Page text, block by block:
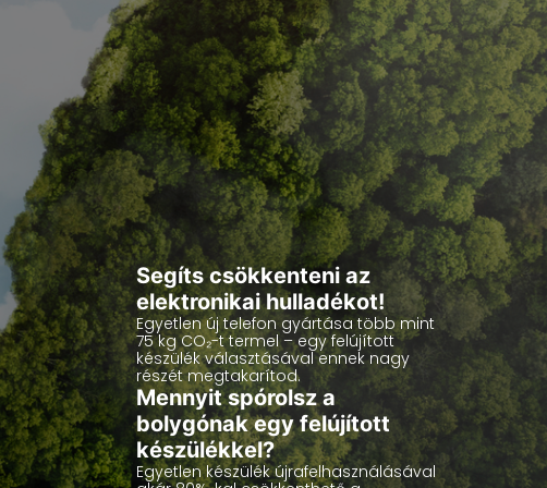
Segíts csökkenteni az
elektronikai hulladékot!
Egyetlen új telefon gyártása több mint
75 kg CO₂-t termel – egy felújított
készülék választásával ennek nagy
részét megtakarítod.
Mennyit spórolsz a
bolygónak egy felújított
készülékkel?
Egyetlen készülék újrafelhasználásával